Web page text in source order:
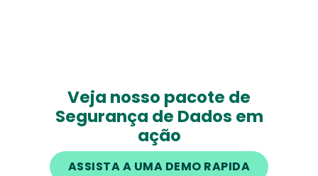
Veja nosso pacote de
Segurança de Dados em
ação
ASSISTA A UMA DEMO RAPIDA